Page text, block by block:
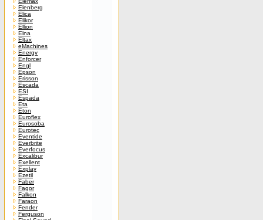
Elenberg
Elica
Elikor
Ellion
Elna
Eltax
eMachines
Energy
Enforcer
Engl
Epson
Erisson
Escada
ESI
Espada
Eta
Eton
Euroflex
Eurosoba
Eurotec
Eventide
Everbrite
Everfocus
Excalibur
Exellent
Explay
Ezetil
Faber
Fagor
Falkon
Faraon
Fender
Ferguson